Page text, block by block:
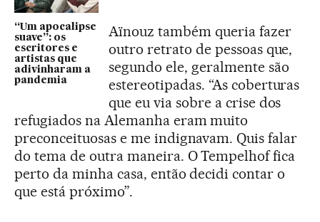
“Um apocalipse
suave”: os
escritores e
artistas que
adivinharam a
pandemia
Aïnouz também queria fazer
outro retrato de pessoas que,
segundo ele, geralmente são
estereotipadas. “As coberturas
que eu via sobre a crise dos
refugiados na Alemanha eram muito
preconceituosas e me indignavam. Quis falar
do tema de outra maneira. O Tempelhof fica
perto da minha casa, então decidi contar o
que está próximo”.